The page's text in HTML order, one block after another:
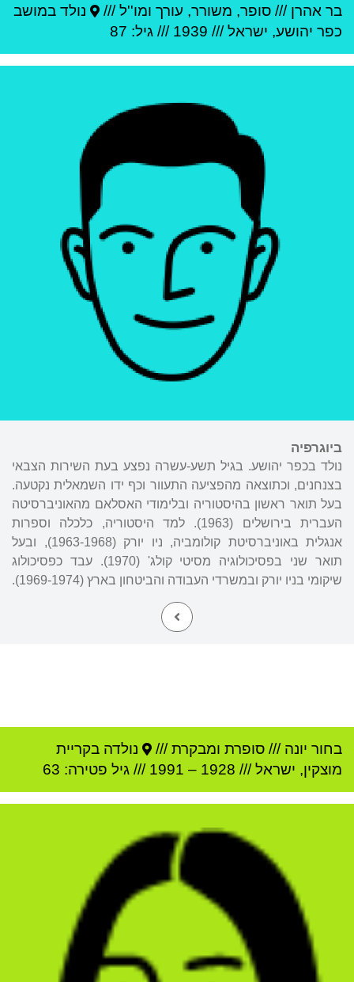
בר אהרן /// סופר, משורר, עורך ומו''ל /// נולד במושב
כפר יהושע, ישראל///
1939 /// גיל: 87
ביוגרפיה
נולד בכפר יהושע. בגיל תשע-עשרה נפצע בעת השירות הצבאי
בצנחנים, וכתוצאה מהפציעה התעוור וכף ידו השמאלית נקטעה.
בעל תואר ראשון בהיסטוריה ובלימודי האסלאם מהאוניברסיטה
העברית בירושלים (1963). למד היסטוריה, כלכלה וספרות
אנגלית באוניברסיטת קולומביה, ניו יורק (1963-1968), ובעל
תואר שני בפסיכולוגיה מסיטי קולג' (1970). עבד כפסיכולוג
שיקומי בניו יורק ובמשרדי העבודה והביטחון בארץ (1969-1974).
בחור יונה /// סופרת ומבקרת /// נולדה בקריית
מוצקין, ישראל///
1928
–
1991 /// גיל פטירה: 63